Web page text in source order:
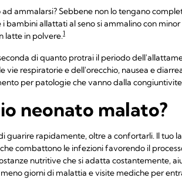
ammalarsi? Sebbene non lo tengano
allattati al seno si ammalino con
latte in polvere.1
di quanto protrai il periodo
respiratorie e dell'orecchio, nausea e
per patologie che vanno dalla congiuntivite
neonato malato?
guarire rapidamente, oltre a confortarli. Il tuo
combattono le infezioni favorendo il
nutritive che si adatta costantemente,
giorni di malattia e visite mediche per